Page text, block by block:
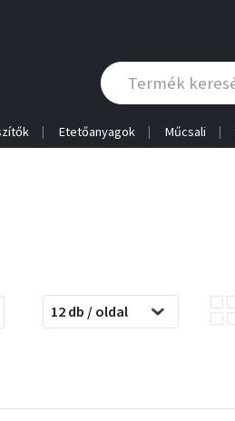
Etetőanyagok Műcsali
12 db / oldal